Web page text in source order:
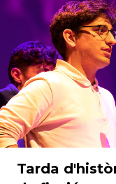
Tarda